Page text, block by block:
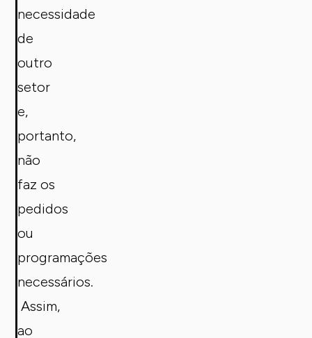
necessidade
de
outro
setor
e,
portanto,
não
faz os
pedidos
ou
programações
necessários.
Assim,
ao